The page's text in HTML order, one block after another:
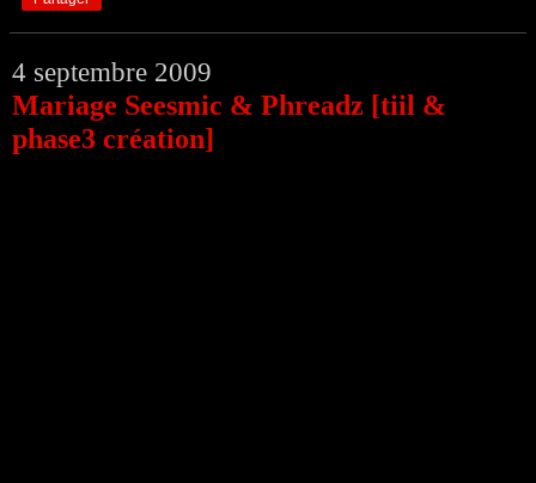
4 septembre 2009
Mariage Seesmic & Phreadz [tiil &
phase3 création]